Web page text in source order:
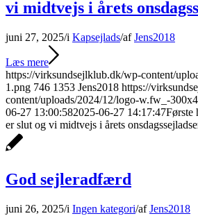
vi midtvejs i årets
juni 27, 2025/i Kapsejlads/afJens2018
Læs mere
https://virksundsejlklub.dk/wp-content/
1.png 746 1353 Jens2018 https://
content/uploads/2024/12/logo-w.fw_-
06-27 13:00:582025-06-27 14:17:47Første
er slut og vi midtvejs i årets
God sejleradfærd
juni 26, 2025/i Ingen kategori/afJens2018